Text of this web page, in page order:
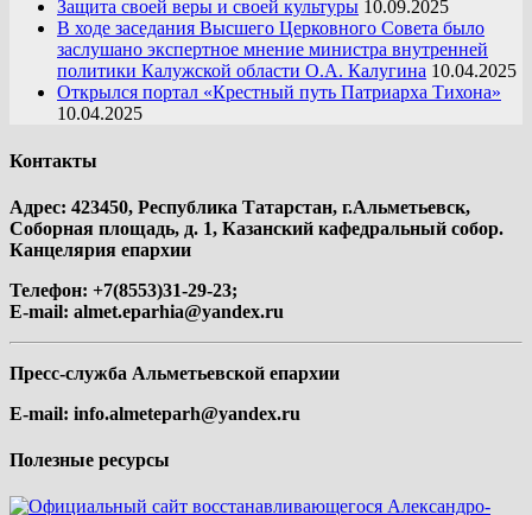
Защита своей веры и своей культуры 10.09.2025
В ходе заседания Высшего Церковного Совета было
заслушано экспертное мнение министра внутренней
политики Калужской области О.А. Калугина 10.04.2025
Открылся портал «Крестный путь Патриарха Тихона»
10.04.2025
Контакты
Адрес: 423450, Республика Татарстан, г.Альметьевск,
Соборная площадь, д. 1, Казанский кафедральный собор.
Канцелярия епархии
Телефон: +7(8553)31-29-23;
E-mail: almet.eparhia@yandex.ru
Пресс-служба Альметьевской епархии
E-mail: info.almeteparh@yandex.ru
Полезные ресурсы